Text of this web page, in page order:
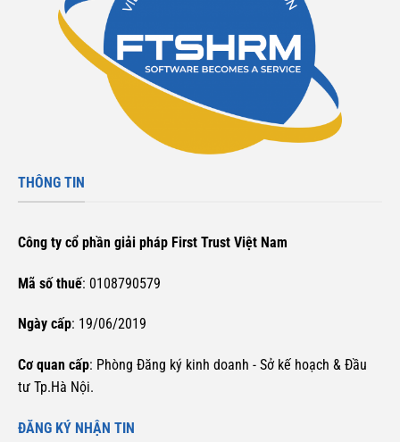
THÔNG TIN
Công ty cổ phần giải pháp First Trust Việt Nam
Mã số thuế: 0108790579
Ngày cấp: 19/06/2019
Cơ quan cấp: Phòng Đăng ký kinh doanh - Sở kế hoạch & Đầu
tư Tp.Hà Nội.
ĐĂNG KÝ NHẬN TIN